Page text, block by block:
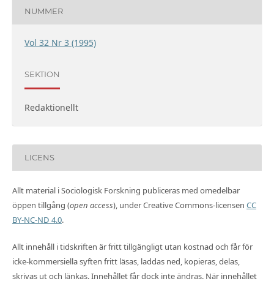
NUMMER
Vol 32 Nr 3 (1995)
SEKTION
Redaktionellt
LICENS
Allt material i Sociologisk Forskning publiceras med omedelbar
öppen tillgång (open access), under Creative Commons-licensen CC
BY-NC-ND 4.0.
Allt innehåll i tidskriften är fritt tillgängligt utan kostnad och får för
icke-kommersiella syften fritt läsas, laddas ned, kopieras, delas,
skrivas ut och länkas. Innehållet får dock inte ändras. När innehållet